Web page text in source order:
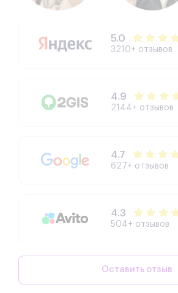
5.0
3210+ отзывов
4.9
2144+ отзывов
4.7
627+ отзывов
4.3
504+ отзывов
Оставить отзыв